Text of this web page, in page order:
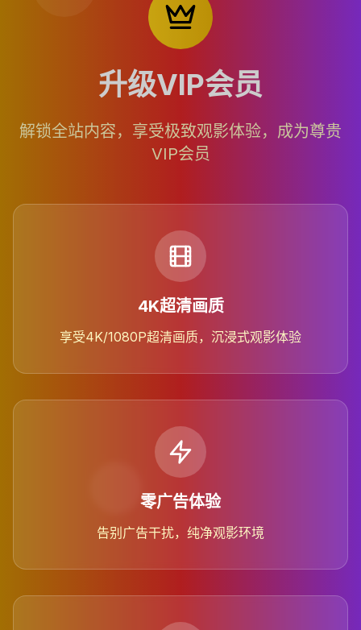
升级VIP会员
解锁全站内容，享受极致观影体验，成为尊贵
VIP会员
4K超清画质
享受4K/1080P超清画质，沉浸式观影体验
零广告体验
告别广告干扰，纯净观影环境